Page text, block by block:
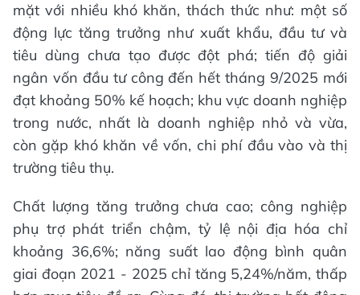
mặt với nhiều khó khăn, thách thức như: một số
động lực tăng trưởng như xuất khẩu, đầu tư và
tiêu dùng chưa tạo được đột phá; tiến độ giải
ngân vốn đầu tư công đến hết tháng 9/2025 mới
đạt khoảng 50% kế hoạch; khu vực doanh nghiệp
trong nước, nhất là doanh nghiệp nhỏ và vừa,
còn gặp khó khăn về vốn, chi phí đầu vào và thị
trường tiêu thụ.
Chất lượng tăng trưởng chưa cao; công nghiệp
phụ trợ phát triển chậm, tỷ lệ nội địa hóa chỉ
khoảng 36,6%; năng suất lao động bình quân
giai đoạn 2021 - 2025 chỉ tăng 5,24%/năm, thấp